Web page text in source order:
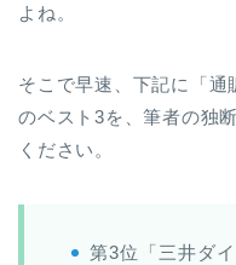
よね。
そこで早速、下記に「通
のベスト3を、筆者の独
ください。
第3位「三井ダイ